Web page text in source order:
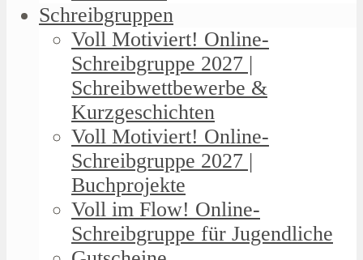
Schreibgruppen
Voll Motiviert! Online-
Schreibgruppe 2027 |
Schreibwettbewerbe &
Kurzgeschichten
Voll Motiviert! Online-
Schreibgruppe 2027 |
Buchprojekte
Voll im Flow! Online-
Schreibgruppe für Jugendliche